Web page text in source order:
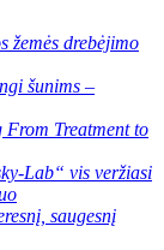
žemės drebėjimo
šunims –
Treatment to
Lab“ vis veržiasi
saugesnį